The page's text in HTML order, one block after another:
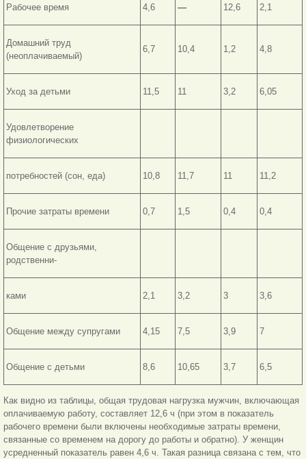
Рабочее время 4,6 — 12,6 2,1
Домашний труд
(неоплачиваемый)
6,7 10,4 1,2 4,8
Уход за детьми 11,5 11 3,2 6,05
Удовлетворение
физиологических
потребностей (сон, еда) 10,8 11,7 11 11,2
Прочие затраты времени 0,7 1,5 0,4 0,4
Общение с друзьями,
родственни-
ками 2,1 3,2 3 3,6
Общение между супругами 4,15 7,5 3,9 7
Общение с детьми 8,6 10,65 3,7 6,5
Как видно из таблицы, общая трудовая нагрузка мужчин, включающая
оплачиваемую работу, составляет 12,6 ч (при этом в показатель
рабочего времени были включены необходимые затраты времени,
связанные со временем на дорогу до работы и обратно). У женщин
усредненный показатель равен 4,6 ч. Такая разница связана с тем, что